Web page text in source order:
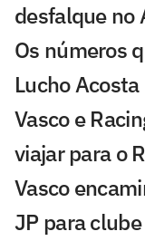
desfalque no
Os números
Lucho
Vasco e
viajar para o
Vasco
JP para